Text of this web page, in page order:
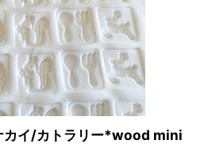
カイ/カトラリー*wood mini